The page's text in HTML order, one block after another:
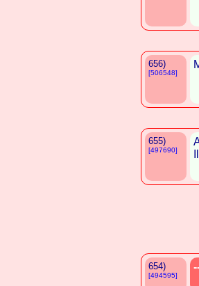
656)
[506548]
655)
[497690]
654)
[494595]